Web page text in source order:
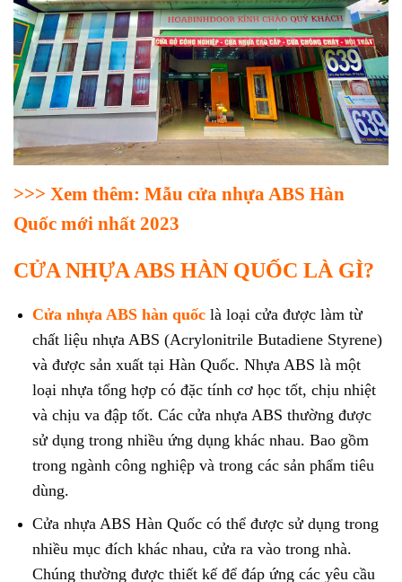
>>> Xem thêm: Mẫu cửa nhựa ABS Hàn
Quốc mới nhất 2023
CỬA NHỰA ABS HÀN QUỐC LÀ GÌ?
Cửa nhựa ABS hàn quốclà loại cửa được làm từ
chất liệu nhựa ABS (Acrylonitrile Butadiene Styrene)
và được sản xuất tại Hàn Quốc. Nhựa ABS là một
loại nhựa tổng hợp có đặc tính cơ học tốt, chịu nhiệt
và chịu va đập tốt. Các cửa nhựa ABS thường được
sử dụng trong nhiều ứng dụng khác nhau. Bao gồm
trong ngành công nghiệp và trong các sản phẩm tiêu
dùng.
Cửa nhựa ABS Hàn Quốc có thể được sử dụng trong
nhiều mục đích khác nhau, cửa ra vào trong nhà.
Chúng thường được thiết kế để đáp ứng các yêu cầu